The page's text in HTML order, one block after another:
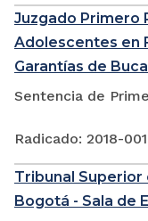
Juzgado Primero
Adolescentes en
Garantías de
Sentencia de
Radicado: 2018-
Tribunal
Bogotá - Sala de